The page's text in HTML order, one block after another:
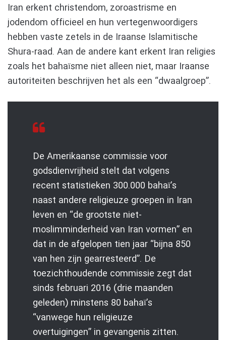
Iran erkent christendom, zoroastrisme en
jodendom officieel en hun vertegenwoordigers
hebben vaste zetels in de Iraanse Islamitische
Shura-raad. Aan de andere kant erkent Iran religies
zoals het bahaïsme niet alleen niet, maar Iraanse
autoriteiten beschrijven het als een “dwaalgroep”.
De Amerikaanse commissie voor
godsdienvrijheid stelt dat volgens
recent statistieken 300.000 bahaï’s
naast andere religieuze groepen in Iran
leven en “de grootste niet-
moslimminderheid van Iran vormen” en
dat in de afgelopen tien jaar “bijna 850
van hen zijn gearresteerd”. De
toezichthoudende commissie zegt dat
sinds februari 2016 (drie maanden
geleden) minstens 80 bahaï’s
“vanwege hun religieuze
overtuigingen” in gevangenis zitten.